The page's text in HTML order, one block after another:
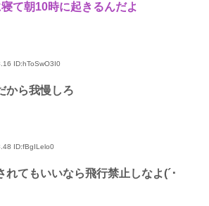
て朝10時に起きるんだよ
ID:hToSwO3I0
から我慢しろ
ID:fBgILelo0
れてもいいなら飛行禁止しなよ(´･